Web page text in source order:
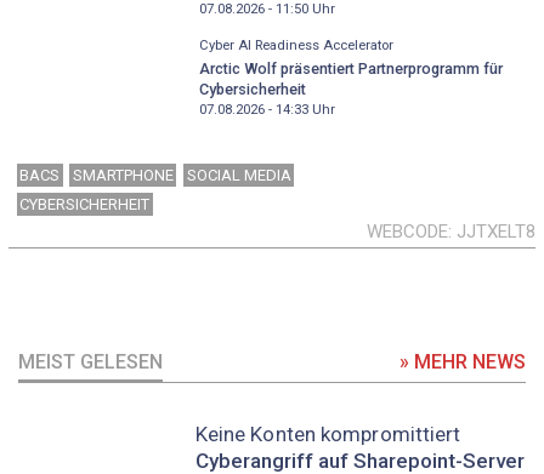
07.08.2026 - 11:50Uhr
Cyber AI Readiness Accelerator
Arctic Wolf präsentiert Partnerprogramm für
Cybersicherheit
07.08.2026 - 14:33Uhr
BACS SMARTPHONE
SOCIAL MEDIA
CYBERSICHERHEIT
WEBCODE JJTXELT8
MEIST GELESEN » MEHR NEWS
Keine Konten kompromittiert
Cyberangriff auf Sharepoint-Server